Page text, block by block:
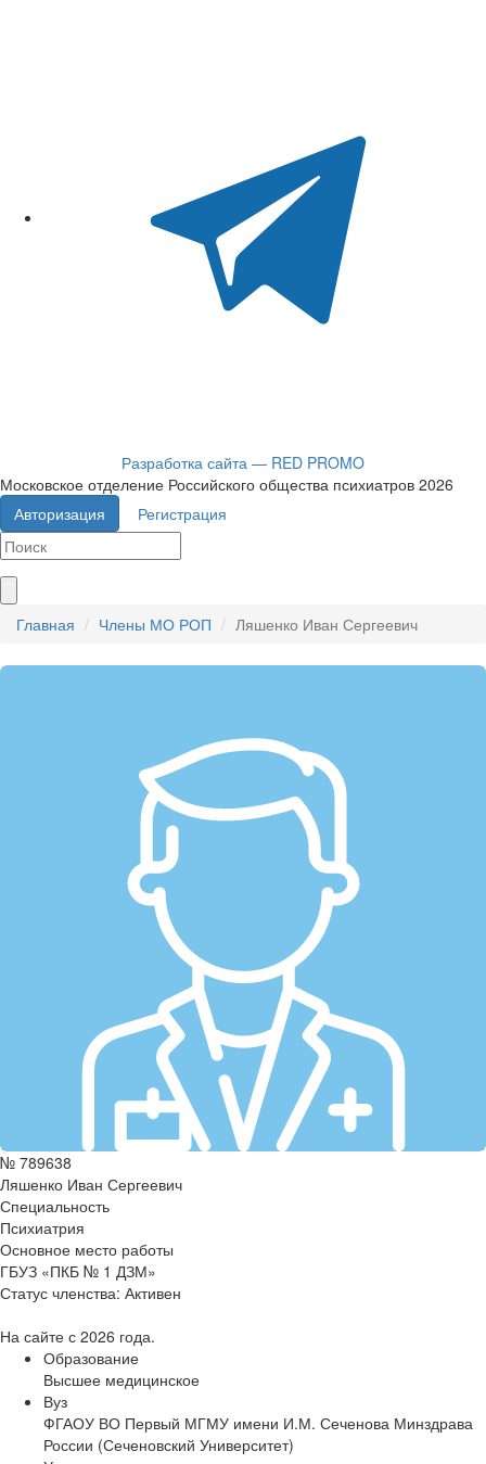
Разработка сайта — RED PROMO
Московское отделение Российского общества психиатров 2026
Авторизация
Регистрация
Главная Члены МО РОП Ляшенко Иван Сергеевич
№ 789638
Ляшенко Иван Сергеевич
Специальность
Психиатрия
Основное место работы
ГБУЗ «ПКБ № 1 ДЗМ»
Статус членства: Активен
На сайте с 2026 года.
Образование
Высшее медицинское
Вуз
ФГАОУ ВО Первый МГМУ имени И.М. Сеченова Минздрава
России (Сеченовский Университет)